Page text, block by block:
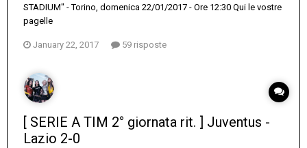
STADIUM" - Torino, domenica 22/01/2017 - Ore 12:30 Qui le vostre
pagelle
January 22, 2017 59 risposte
[ SERIE A TIM 2° giornata rit. ] Juventus -
Lazio 2-0